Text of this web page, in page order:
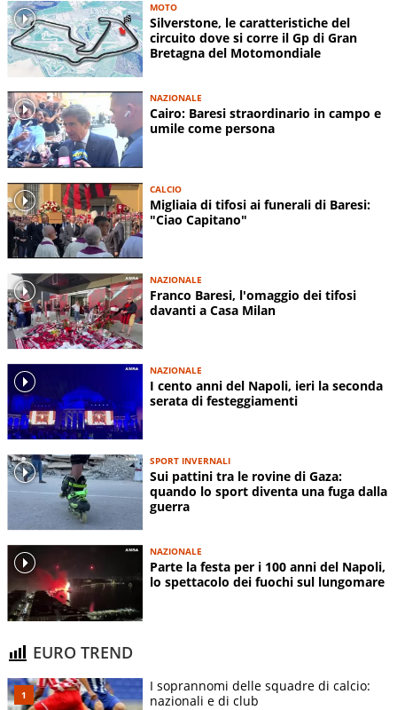
MOTO
Silverstone, le caratteristiche del
circuito dove si corre il Gp di Gran
Bretagna del Motomondiale
NAZIONALE
Cairo: Baresi straordinario in campo e
umile come persona
CALCIO
Migliaia di tifosi ai funerali di Baresi:
"Ciao Capitano"
NAZIONALE
Franco Baresi, l'omaggio dei tifosi
davanti a Casa Milan
NAZIONALE
I cento anni del Napoli, ieri la seconda
serata di festeggiamenti
SPORT INVERNALI
Sui pattini tra le rovine di Gaza:
quando lo sport diventa una fuga dalla
guerra
NAZIONALE
Parte la festa per i 100 anni del Napoli,
lo spettacolo dei fuochi sul lungomare
EURO TREND
I soprannomi delle squadre di calcio:
nazionali e di club